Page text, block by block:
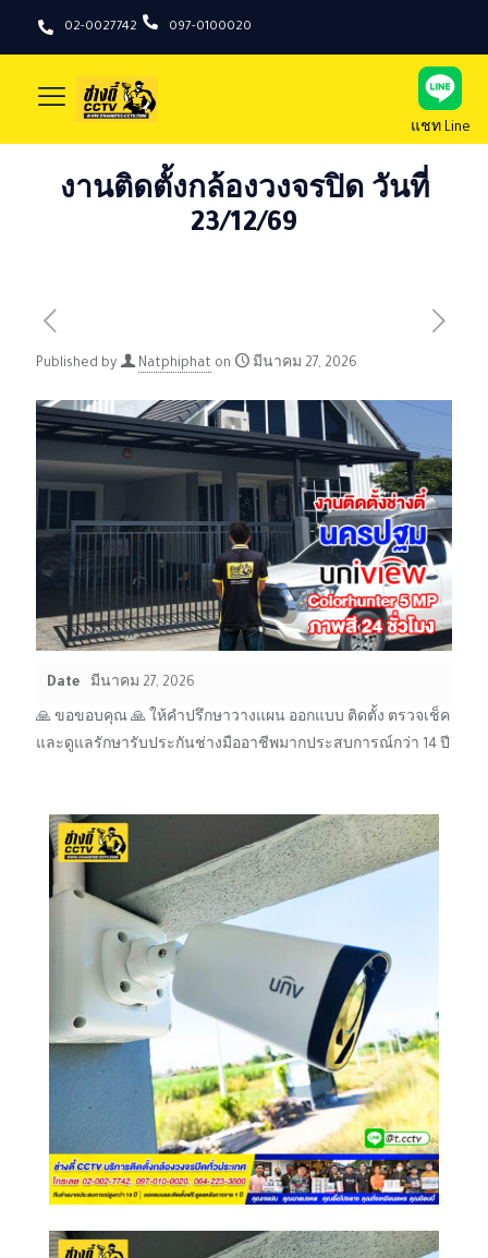
02-0027742 097-0100020
แชท Line
งานติดตั้งกล้องวงจรปิด วันที่
23/12/69
Published by Natphiphat on มีนาคม 27, 2026
Date มีนาคม 27, 2026
🙏 ขอขอบคุณ 🙏 ให้คำปรึกษาวางแผน ออกแบบ ติดตั้ง ตรวจเช็ค
และดูแลรักษารับประกันช่างมืออาชีพมากประสบการณ์กว่า 14 ปี